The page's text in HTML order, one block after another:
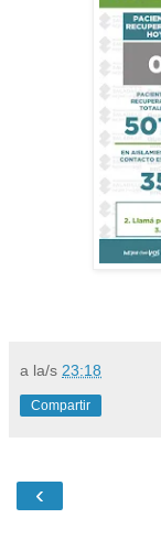
a la/s 23:18
Compartir
‹